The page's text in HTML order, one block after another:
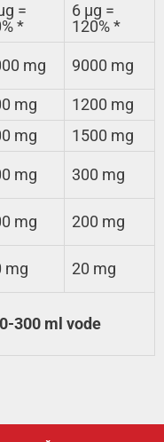
=
*
6 µg =
120% *
mg 9000 mg
mg
1200 mg
mg
1500 mg
mg 300 mg
mg 200 mg
mg 20 mg
300 ml vode